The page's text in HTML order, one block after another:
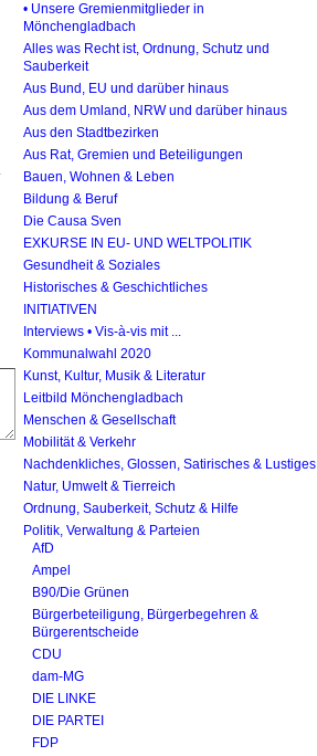
• Unsere Gremienmitglieder in
Mönchengladbach
Alles was Recht ist, Ordnung, Schutz und
Sauberkeit
Aus Bund, EU und darüber hinaus
Aus dem Umland, NRW und darüber hinaus
Aus den Stadtbezirken
Aus Rat, Gremien und Beteiligungen
Bauen, Wohnen & Leben
Bildung & Beruf
Die Causa Sven
EXKURSE IN EU- UND WELTPOLITIK
Gesundheit & Soziales
Historisches & Geschichtliches
INITIATIVEN
Interviews • Vis-à-vis mit ...
Kommunalwahl 2020
Kunst, Kultur, Musik & Literatur
Leitbild Mönchengladbach
Menschen & Gesellschaft
Mobilität & Verkehr
Nachdenkliches, Glossen, Satirisches & Lustiges
Natur, Umwelt & Tierreich
Ordnung, Sauberkeit, Schutz & Hilfe
Politik, Verwaltung & Parteien
AfD
Ampel
B90/Die Grünen
Bürgerbeteiligung, Bürgerbegehren &
Bürgerentscheide
CDU
dam-MG
DIE LINKE
DIE PARTEI
FDP